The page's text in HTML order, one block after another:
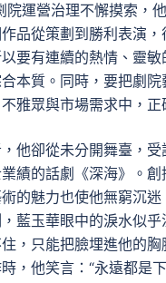
院運營治理不懈摸索，
品從策劃到勝利表演，
要有連續的熱情、靈敏
本質。同時，要把劇院
雅眾與市場需求中，正
他卻從未分開舞臺，
績的話劇《深海》。
的魅力也使他無窮沉
藍玉華眼中的淚水似
，只能把臉埋進他的
，他笑言：“永遠都是